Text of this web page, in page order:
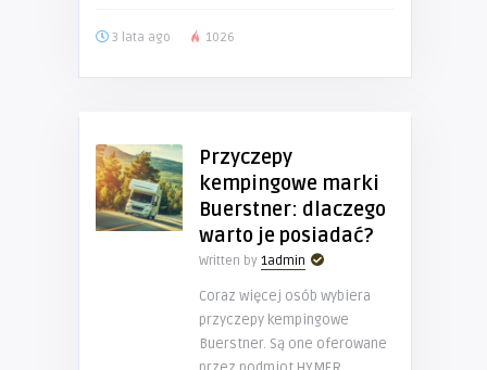
3 lata ago 1026
Przyczepy
kempingowe marki
Buerstner: dlaczego
warto je posiadać?
Written by 1admin
Coraz więcej osób wybiera
przyczepy kempingowe
Buerstner. Są one oferowane